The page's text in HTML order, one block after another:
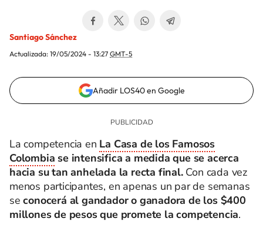
Santiago Sánchez
Actualizada: 19/05/2024 - 13:27 GMT-5
Añadir LOS40 en Google
La competencia en La Casa de los Famosos
Colombia se intensifica a medida que se acerca
hacia su tan anhelada la recta final.Con cada vez
menos participantes, en apenas un par de semanas
seconocerá al gandador o ganadora de los $400
millones de pesos que promete la competencia.